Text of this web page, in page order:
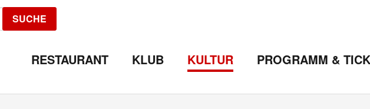
SUCHE
RESTAURANT KLUB KULTUR PROGRAMM &